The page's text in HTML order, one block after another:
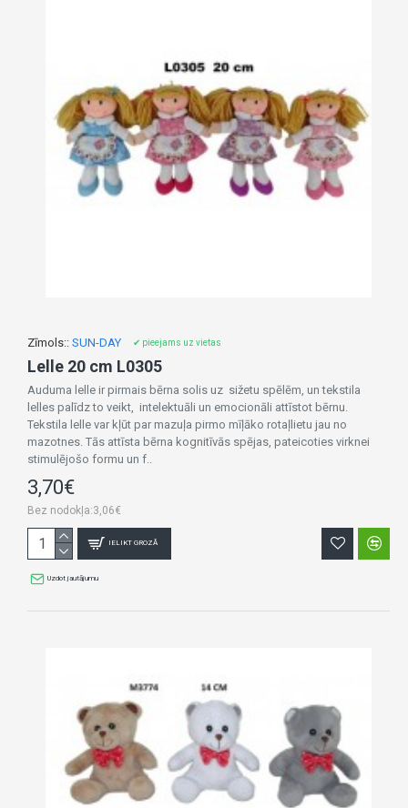
Zīmols:: SUN-DAY ✔ pieejams uz vietas
Lelle 20 cm L0305
Auduma lelle ir pirmais bērna solis uz sižetu spēlēm, un tekstila
lelles palīdz to veikt, intelektuāli un emocionāli attīstot bērnu.
Tekstila lelle var kļūt par mazuļa pirmo mīļāko rotaļlietu jau no
mazotnes. Tās attīsta bērna kognitīvās spējas, pateicoties virknei
stimulējošo formu un f..
3,70€
Bez nodokļa:3,06€
IELIKT GROZĀ
Uzdot jautājumu